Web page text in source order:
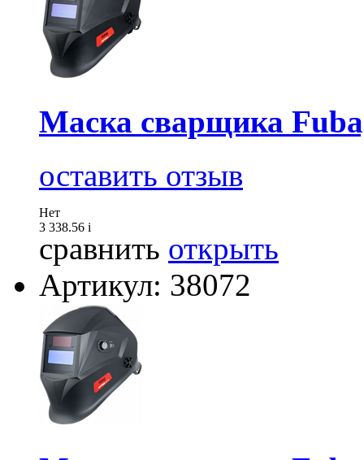
Маска сварщика
оставить отзыв
Нет
3 338.56 i
сравнить открыть
Артикул: 38072